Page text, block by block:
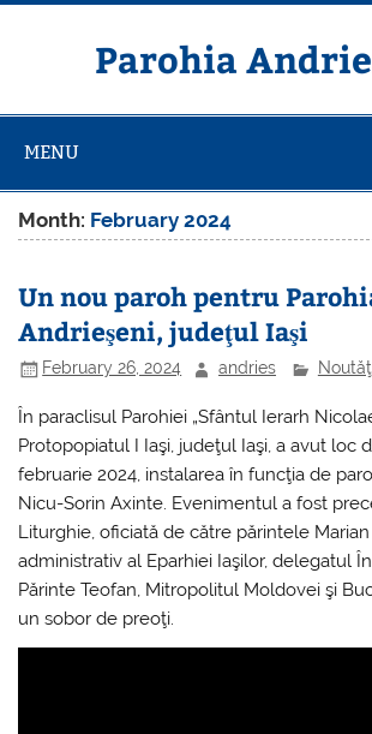
Skip
Parohia
MENU
Month: February 2024
Un nou paroh pentru
Andrieşeni, judeţul Iaşi
February 26, 2024 andries
În paraclisul Parohiei „Sfântul Ierarh
Protopopiatul I Iaşi, judeţul Iaşi, a avut loc
februarie 2024, instalarea în funcţia de
Nicu-Sorin Axinte. Evenimentul a fost
Liturghie, oficiată de către părintele
administrativ al Eparhiei Iaşilor, delegatul
Părinte Teofan, Mitropolitul Moldovei şi
un sobor de preoţi.